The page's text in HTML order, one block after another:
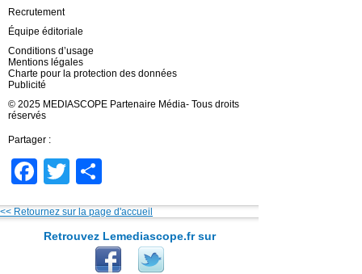
Recrutement
Équipe éditoriale
Conditions d’usage
Mentions légales
Charte pour la protection des données
Publicité
© 2025 MEDIASCOPE Partenaire Média- Tous droits
réservés
Partager :
Facebook
Twitter
<< Retournez sur la page d'accueil
Retrouvez Lemediascope.fr sur